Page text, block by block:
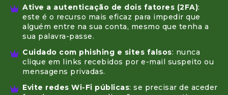
Ative a autenticação de dois fatores (2FA):
este é o recurso mais eficaz para impedir que
alguém entre na sua conta, mesmo que tenha a
sua palavra-passe.
Cuidado com phishing e sites falsos: nunca
clique em links recebidos por e-mail suspeito ou
mensagens privadas.
Evite redes Wi-Fi públicas: se precisar de aceder